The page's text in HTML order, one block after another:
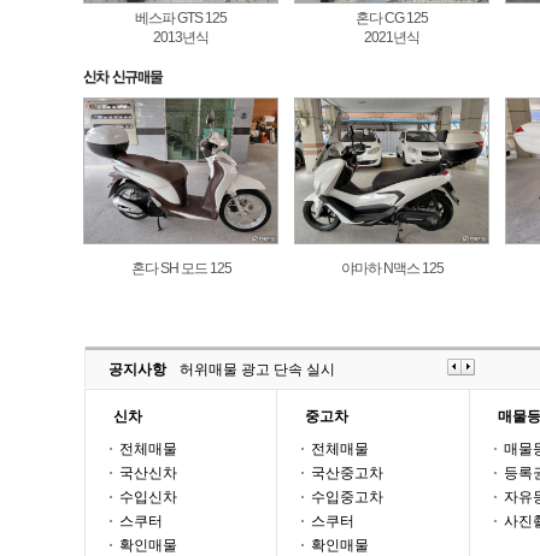
베스파 GTS 125
2013년식
혼다 CG 125
2021년식
혼다 SH 모드 125 야마하 N맥스 125
공지사항 허위매물 광고 단속 실시
신차
전체매물
국산신차
수입신차
스쿠터
확인매물
중고차
전체매물
국산중고차
수입중고차
스쿠터
확인매물
매물
매물
등록
자유
사진